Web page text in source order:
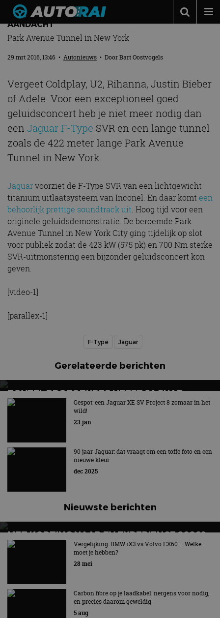
Autonieuws
Automerken
Adverteren
Contact
MotorRAI.nl
VIDEO: JAGUAR F-TYPE SVR SCHREEUWT OM
AANDACHT
Park Avenue Tunnel in New York
29 mrt 2016, 13:46 • Autonieuws • DoorBart Oostvogels
Vergeet Coldplay, U2, Rihanna, Justin Bieber
of Adele. Voor een exceptioneel goed
geluidsconcert heb je niet meer nodig dan
een Jaguar F-Type SVR en een lange tunnel
zoals de 422 meter lange Park Avenue
Tunnel in New York.
Jaguarvoorziet de F-Type SVR van een lichtgewicht
titanium uitlaatsysteem van Inconel. En daar komt een
behoorlijk prettige soundtrack uit. Hoog tijd voor een
originele geluidsdemonstratie. De beroemde Park
Avenue Tunnel in New York City ging tijdelijk op slot
voor publiek zodat de 423 kW (575 pk) en 700 Nm sterke
SVR-uitmonstering een bijzonder geluidsconcert kon
geven.
[video-1]
[parallex-1]
F-Type Jaguar
Gerelateerde berichten
ZOVEEL PROTOTYPES HEEFT JAGUAR
GEBOUWD VAN ZIJN VIERDEURS GT
100% elektrische vierdeurs GT krijgt meer dan 1.000 pk
Gespot: een Jaguar XE SV Project 8 zomaar in het
wild!
23 jan
90 jaar Jaguar: dat vraagt om een toffe foto en een
nieuwe kleur
dec 2025
Nieuwste berichten
MET KORTING NAAR EV EXPERIENCE 2026?
AUTORAI REGELT HET!
EV Experience 2026 van 24 tot 26 september
Vergelijking: BMW iX3 vs Volvo EX60 – Welke
moet je hebben?
28 mei
Carbon fibre op je laadkabel: nergens voor nodig,
en precies daarom geweldig
5 aug